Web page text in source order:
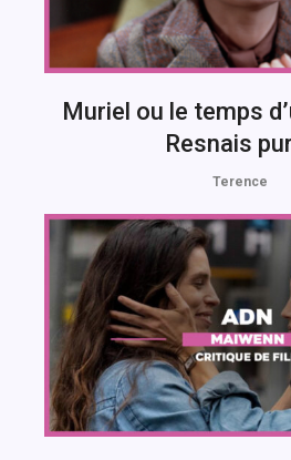
Muriel ou le temps
Resnais
Terence